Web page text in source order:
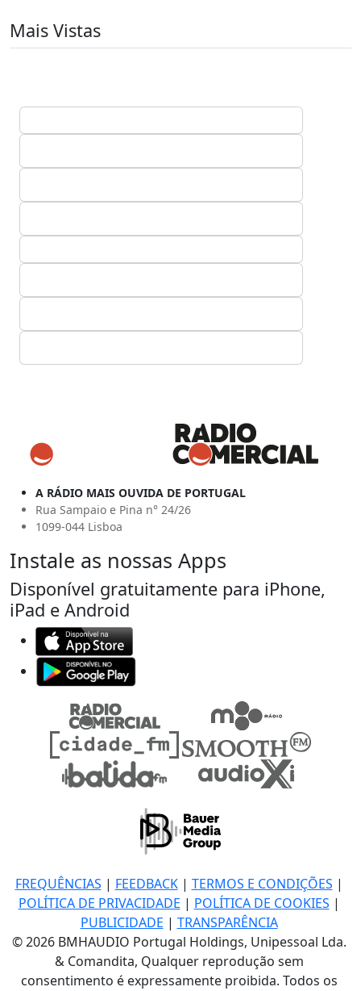
Mais Vistas
A RÁDIO MAIS OUVIDA DE PORTUGAL
Rua Sampaio e Pina n° 24/26
1099-044 Lisboa
Instale as nossas Apps
Disponível gratuitamente para iPhone,
iPad e Android
FREQUÊNCIAS | FEEDBACK| TERMOS E CONDIÇÕES |
POLÍTICA DE PRIVACIDADE | POLÍTICA DE COOKIES |
PUBLICIDADE | TRANSPARÊNCIA
© 2026 BMHAUDIO Portugal Holdings, Unipessoal Lda.
& Comandita, Qualquer reprodução sem
consentimento é expressamente proibida. Todos os